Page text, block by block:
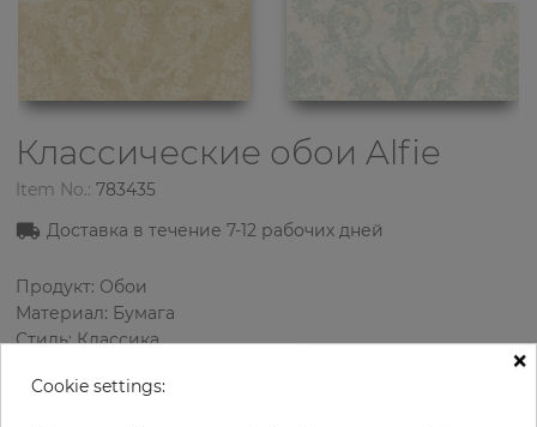
Классические обоиAlfie
Item No.: 783435
Доставка в течение 7-12 рабочих дней
Продукт: Обои
Материал: Бумага
Стиль: Классика
Размеры (ширина/длина): 52.07 см / 10.05 м
×
Cookie settings: